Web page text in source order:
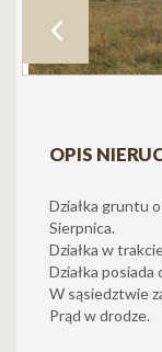
OPIS
Działka gruntu
Sierpnica.
Działka w
Działka
W sąsiedztwie
Prąd w drodze.